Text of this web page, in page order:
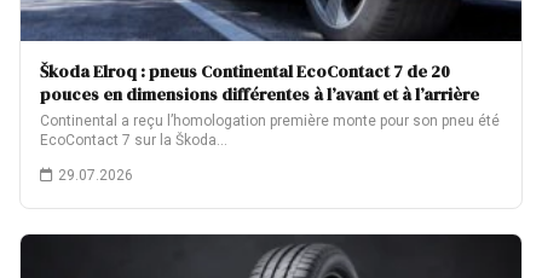
Škoda Elroq : pneus Continental EcoContact 7 de 20
pouces en dimensions différentes à l’avant et à l’arrière
Continental a reçu l’homologation première monte pour son pneu été
EcoContact 7 sur la Škoda…
29.07.2026